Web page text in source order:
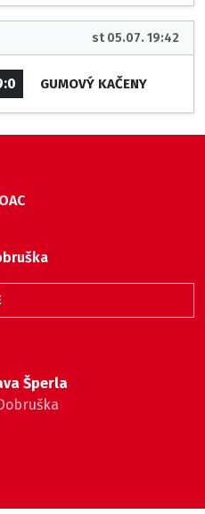
st 05.07. 19:42
GUMOVÝ KAČENY
Šperla